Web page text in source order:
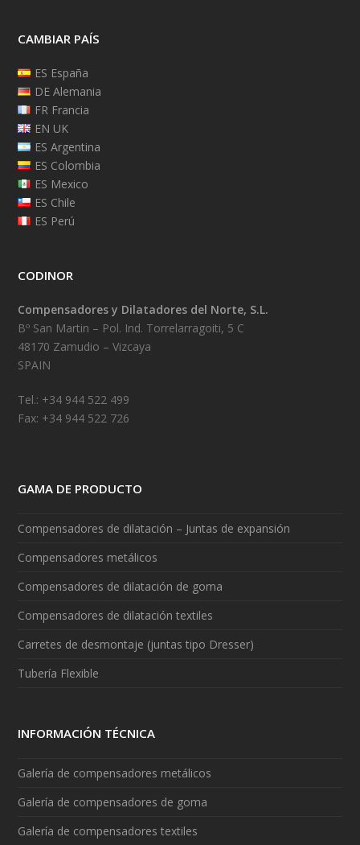
CAMBIAR PAÍS
ES España
DE Alemania
FR Francia
EN UK
ES Argentina
ES Colombia
ES Mexico
ES Chile
ES Perú
CODINOR
Compensadores y Dilatadores del Norte, S.L.
Bº San Martin – Pol. Ind. Torrelarragoiti, 5 C
48170 Zamudio – Vizcaya
SPAIN
Tel.: +34 944 522 499
Fax: +34 944 522 726
GAMA DE PRODUCTO
Compensadores de dilatación – Juntas de expansión
Compensadores metálicos
Compensadores de dilatación de goma
Compensadores de dilatación textiles
Carretes de desmontaje (juntas tipo Dresser)
Tubería Flexible
INFORMACIÓN TÉCNICA
Galería de compensadores metálicos
Galería de compensadores de goma
Galería de compensadores textiles